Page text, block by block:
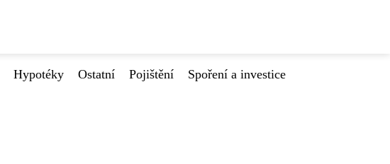
Hypotéky Ostatní Pojištění
Spoření a investice